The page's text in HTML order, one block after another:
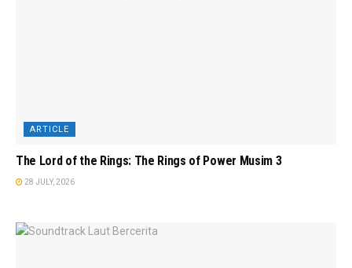
ARTICLE
The Lord of the Rings: The Rings of Power Musim 3
28 JULY, 2026